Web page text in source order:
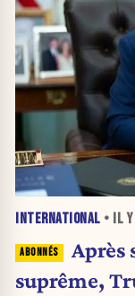
INTERNATIONAL • IL
Après
suprême,